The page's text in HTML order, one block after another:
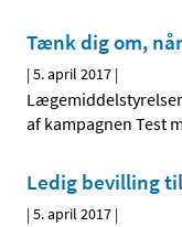
Tænk dig om,
|5. april 2017 |
af kampagnen Test
Ledig bevilling
|5. april 2017 |